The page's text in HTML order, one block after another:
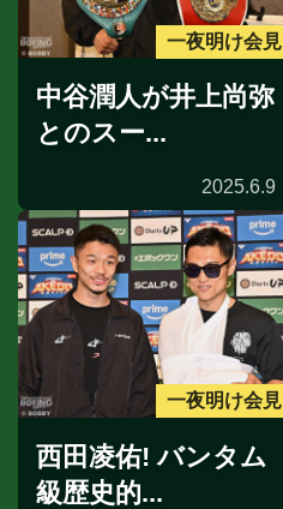
一夜明け会見
中谷潤人が井上尚弥
とのスー...
2025.6.9
一夜明け会見
西田凌佑! バンタム
級歴史的...